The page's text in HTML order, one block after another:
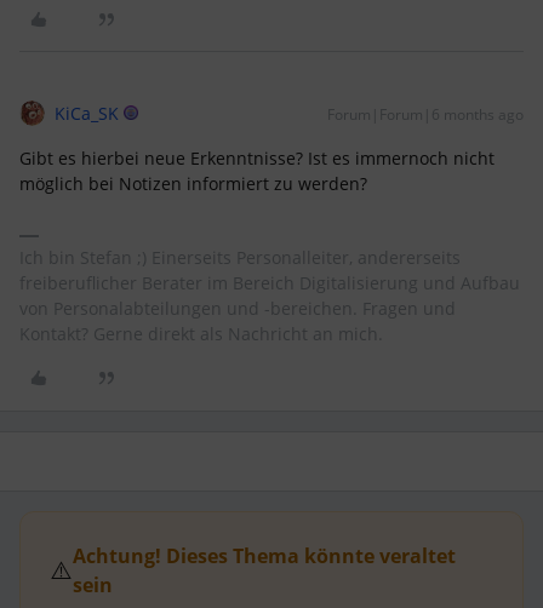
KiCa_SK Forum|Forum|6 months ago
Gibt es hierbei neue Erkenntnisse? Ist es immernoch nicht
möglich bei Notizen informiert zu werden?
Ich bin Stefan ;) Einerseits Personalleiter, andererseits
freiberuflicher Berater im Bereich Digitalisierung und Aufbau
von Personalabteilungen und -bereichen. Fragen und
Kontakt? Gerne direkt als Nachricht an mich.
⚠️Achtung! Dieses Thema könnte veraltet
sein